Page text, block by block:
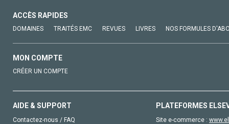
ACCÈS RAPIDES
DOMAINES TRAITÉS EMC REVUES LIVRES NOS FORMULES
MON COMPTE
CRÉER UN COMPTE
AIDE & SUPPORT
Contactez-nous / FAQ
PLATEFORMES
Site e-commerce :